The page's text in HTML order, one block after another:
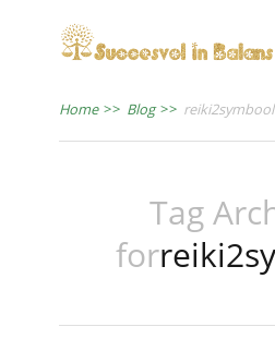
Home >> Blog >> reiki2symbool
Tag
for